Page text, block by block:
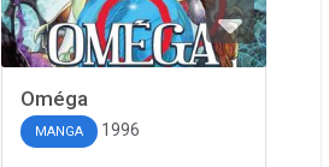
Oméga
MANGA 1996